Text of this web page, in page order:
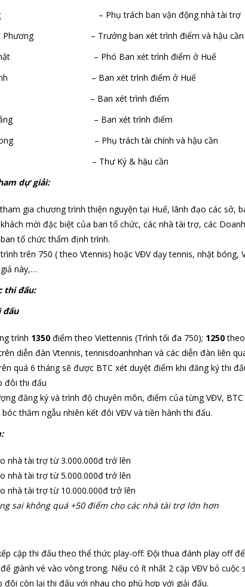
Thắng – Phụ trách ban vận động nhà tài trợ
Viết Phương – Trưởng ban xét trình điểm và hậu cần
Nhật – Phó Ban xét trình điểm ở Huế
Bình – Ban xét trình điểm ở Huế
Vân – Ban xét trình điểm
Thắng – Ban xét trình điểm
Phong – Phụ trách tài chính và hậu cần
Hà – Thư Ký & hậu cần
dự giải:
gia chương trình thiện nguyện tại Huế, lãnh đạo các sở,
mời đặc biệt của ban tổ chức, các nhà tài trợ, các
tổ chức thẩm định trình.
trên 750 ( theo Vtennis) hoặc VĐV dạy tennis, nhặt bóng,
này,…
thi đấu:
đấu
trình 1350 điểm theo Viettennis (Trình tối đa 750); 1250
diễn đàn Vtennis, tennisdoanhnhan và các diễn đàn liên
quá 6 tháng sẽ được BTC xét duyệt điểm khi đăng ký thi
đôi thi đấu
đăng ký và trình độ chuyên môn, điểm của từng VĐV,
thăm ngẫu nhiên kết đôi VĐV và tiền hành thi đấu.
nhà tài trợ từ 3.000.000đ trở lên
nhà tài trợ từ 5.000.000đ trở lên
nhà tài trợ từ 10.000.000đ trở lên
sai không quá +50 điểm cho các nhà tài trợ lớn hơn
cặp thi đấu theo thể thức play-off: Đội thua đánh play off
giành vé vào vòng trong. Nếu có ít nhất 2 cặp VĐV bỏ cuộc
đôi còn lại thi đấu với nhau cho phù hợp với giải đấu.